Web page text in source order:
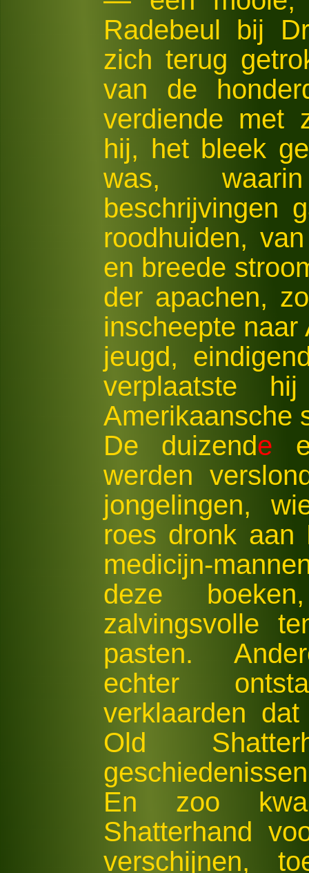
Radebeul bij
zich terug
van de
verdiende met
hij, het bleek
was,
beschrijvingen
roodhuiden,
en breede
der apachen,
inscheepte naar
jeugd,
verplaatste
Amerikaansche
De duizende
werden
jongelingen,
roes dronk aan
medicijn-
deze
zalvingsvolle
pasten.
echter
verklaarden
Old
En zoo
Shatterhand
verschijnen,